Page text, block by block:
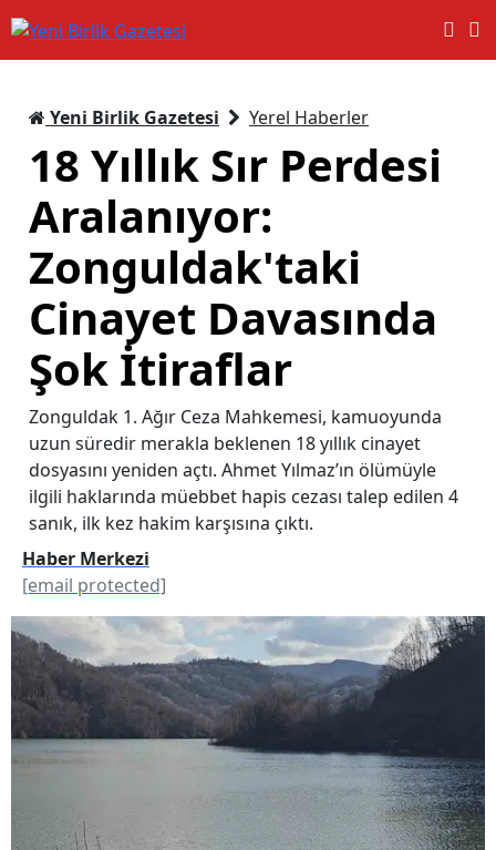
Yeni Birlik Gazetesi Yerel Haberler
18 Yıllık Sır Perdesi
Aralanıyor:
Zonguldak'taki
Cinayet Davasında
Şok İtiraflar
Zonguldak 1. Ağır Ceza Mahkemesi, kamuoyunda
uzun süredir merakla beklenen 18 yıllık cinayet
dosyasını yeniden açtı. Ahmet Yılmaz’ın ölümüyle
ilgili haklarında müebbet hapis cezası talep edilen 4
sanık, ilk kez hakim karşısına çıktı.
Haber Merkezi
[email protected]